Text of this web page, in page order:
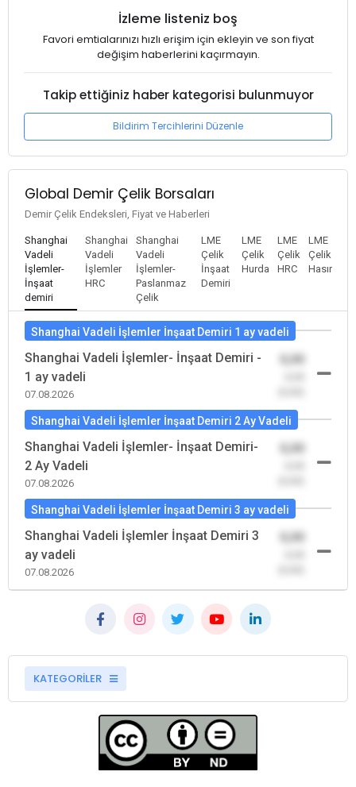
İzleme listeniz boş
Favori emtialarınızı hızlı erişim için ekleyin ve son fiyat
değişim haberlerini kaçırmayın.
Takip ettiğiniz haber kategorisi bulunmuyor
Bildirim Tercihlerini Düzenle
Global Demir Çelik Borsaları
Demir Çelik Endeksleri, Fiyat ve Haberleri
Shanghai
Vadeli
İşlemler-
İnşaat
demiri
Shanghai
Vadeli
İşlemler
HRC
Shanghai
Vadeli
İşlemler-
Paslanmaz
Çelik
LME
Çelik
İnşaat
Demiri
LME
Çelik
Hurda
LME
Çelik
HRC
LME
Çelik
Hasır
Shanghai Vadeli İşlemler İnşaat Demiri 1 ay vadeli
Shanghai Vadeli İşlemler- İnşaat Demiri -
1 ay vadeli
07.08.2026
Shanghai Vadeli İşlemler İnşaat Demiri 2 Ay Vadeli
Shanghai Vadeli İşlemler- İnşaat Demiri-
2 Ay Vadeli
07.08.2026
Shanghai Vadeli İşlemler İnşaat Demiri 3 ay vadeli
Shanghai Vadeli İşlemler İnşaat Demiri 3
ay vadeli
07.08.2026
KATEGORİLER